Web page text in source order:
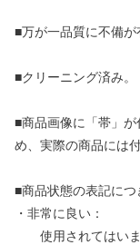
■万が一品質に不備が
■クリーニング済み。
■商品画像に「帯」
め、実際の商品には
■商品状態の表記につ
・非常に良い：
使用されてはいま